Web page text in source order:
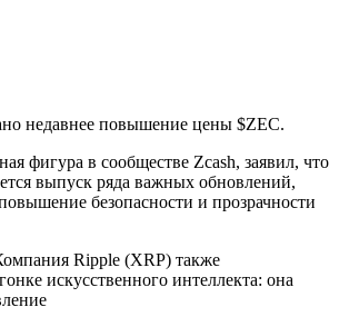
недавнее повышение цены $ZEC.
фигура в сообществе Zcash, заявил, что
выпуск ряда важных обновлений,
безопасности и прозрачности
Ripple (XRP) также
искусственного интеллекта: она